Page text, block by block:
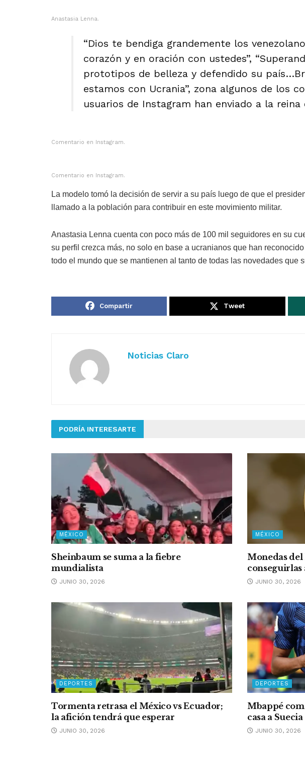
Anastasia Lenna.
“Dios te bendiga grandemente los
corazón y en oración con ustedes”,
prototipos de belleza y defendido su
estamos con Ucrania”, zona algunos de los
usuarios de Instagram han enviado a la reina
Comentario en Instagram.
Comentario en Instagram.
La modelo tomó la decisión de servir a su país luego de que el
llamado a la población para contribuir en este movimiento militar.
Anastasia Lenna cuenta con poco más de 100 mil seguidores en su
su perfil crezca más, no solo en base a ucranianos que han
todo el mundo que se mantienen al tanto de todas las novedades que
Compartir Tweet
Noticias Claro
PODRÍA INTERESARTE
MÉXICO
Sheinbaum se suma a la fiebre
mundialista
JUNIO 30, 2026
MÉXICO
Monedas
conseguirlas
JUNIO 30, 2026
DEPORTES
Tormenta retrasa el México vs Ecuador;
la afición tendrá que esperar
JUNIO 30, 2026
DEPORTES
Mbappé
casa a Suecia
JUNIO 30, 2026